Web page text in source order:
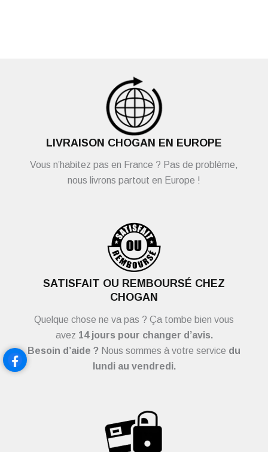
LIVRAISON CHOGAN EN EUROPE
Vous n’habitez pas en France ? Pas de problème,
nous livrons partout en Europe !
SATISFAIT OU REMBOURSÉ CHEZ
CHOGAN
Quelque chose ne va pas ? Ça tombe bien vous
avez 14 jours pour changer d’avis.
Besoin d’aide ? Nous sommes à votre service du
lundi au vendredi.